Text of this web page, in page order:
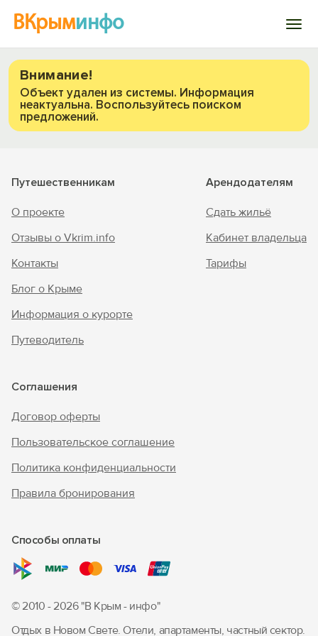
ВКрыминфо
Избранное
Добавить свой объект
Внимание!
Объект удален из системы. Информация
неактуальна. Воспользуйтесь поиском
предложений.
Путешественникам
О проекте
Отзывы о Vkrim.info
Контакты
Блог о Крыме
Информация о курорте
Путеводитель
Арендодателям
Сдать жильё
Кабинет владельца
Тарифы
Соглашения
Договор оферты
Пользовательское соглашение
Политика конфиденциальности
Правила бронирования
Способы оплаты
© 2010 - 2026 "В Крым - инфо"
Отдых в Новом Свете. Отели, апартаменты, частный сектор.
Зарегистрироваться